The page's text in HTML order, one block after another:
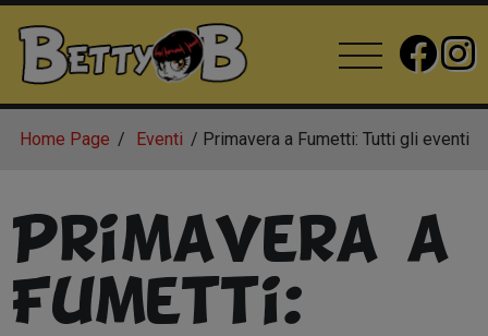
Home Page Eventi Primavera a Fumetti: Tutti gli eventi
Primavera a
Fumetti: